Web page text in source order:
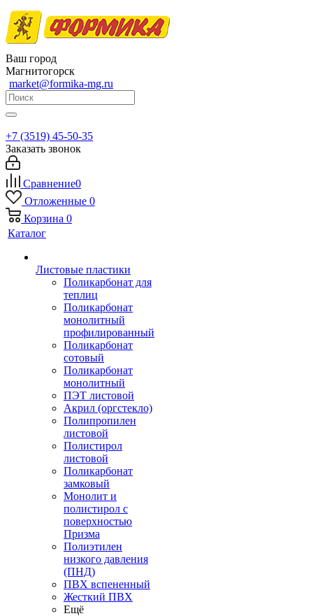
Ваш город
Магнитогорск
market@formika-mg.ru
+7 (3519) 45-50-35
Заказать звонок
Сравнение0
Отложенные 0
Корзина 0
Каталог
Листовые пластики
Поликарбонат для
теплиц
Поликарбонат
монолитный
профилированный
Поликарбонат
сотовый
Поликарбонат
монолитный
ПЭТ листовой
Акрил (оргстекло)
Полипропилен
листовой
Полистирол
листовой
Поликарбонат
замковый
Монолит и
полистирол с
поверхностью
Призма
Полиэтилен
низкого давления
(ПНД)
ПВХ вспененный
Жесткий ПВХ
Ещё